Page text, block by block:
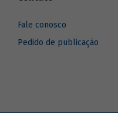
Fale conosco
Pedido de publicação